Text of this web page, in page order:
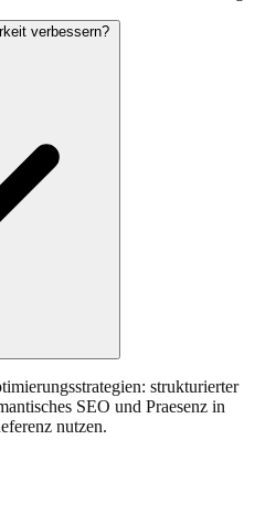
verbessern?
strukturierter
SEO und Praesenz in
nutzen.